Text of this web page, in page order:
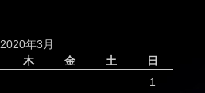
2020年3月
木 金 土
日
1